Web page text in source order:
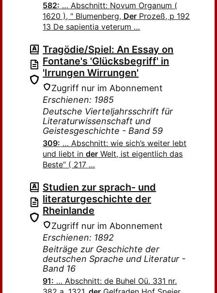
582: … Abschnitt: Novum Organum (
1620 ), " Blumenberg, Der Prozeß, p 192
13 De sapientia veterum …
Tragödie/Spiel: An Essay on
Fontane's 'Glücksbegriff' in
'Irrungen Wirrungen'
Zugriff nur im Abonnement
Erschienen: 1985
Deutsche Vierteljahrsschrift für
Literaturwissenschaft und
Geistesgeschichte - Band 59
309: … Abschnitt: wie sich’s weiter lebt
und liebt inder Welt, ist eigentlich das
Beste“ ( 217 …
Studien zur sprach- und
literaturgeschichte der
Rheinlande
Zugriff nur im Abonnement
Erschienen: 1892
Beiträge zur Geschichte der
deutschen Sprache und Literatur -
Band 16
91: … Abschnitt: de Buhel Oü. 331 nr.